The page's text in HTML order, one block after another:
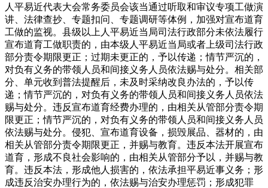
人平易近代表大会常务委员会该当通过听取和审议专项工做演
讲、法律查抄、专题扣问、专题调研等体例，加强对宣布道育
工做的监视。县级以上人平易近当局司法行政部分未依法履行
宣布道育工做职责的，由本级人平易近当局或者上级司法行政
部分责令期限更正；过期未更正的，予以传递；情节严沉的，
对负有义务的带领人员和间接义务人员依法赐与处分。相关部
分、单元收到普法提醒后，未及时采纳改良办法的，予以传
递；情节严沉的，对负有义务的带领人员和间接义务人员依法
赐与处分。违反宣布道育经费办理的，由相关从管部分责令期
限更正；情节严沉的，对负有义务的带领人员和间接义务人员
依法赐与处分。侵犯、宣布道育设备，损毁展品、器材的，由
相关从管部分责令期限更正，并赐与教育。违反本法开展宣布
道育，形成不良社会影响的，由相关从管部分予以，并赐与教
育。违反本法，形成他人损害的，依法承担平易近事义务；形
成违反治安办理行为的，依法赐与治安办理惩罚；形成犯罪